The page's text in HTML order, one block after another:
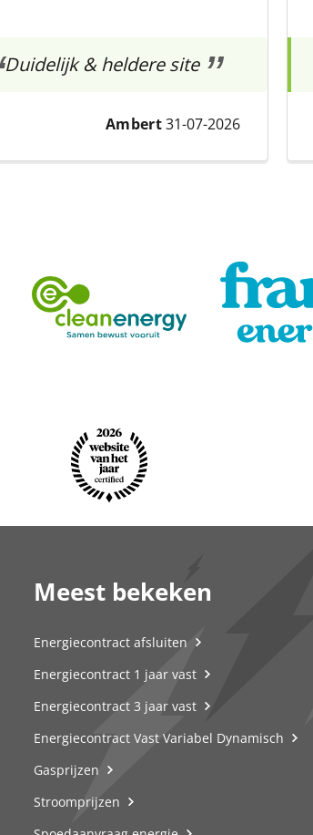
Duidelijk & heldere site
Ambert31-07-2026
Meest bekeken
Energiecontract afsluiten
Energiecontract 1 jaar vast
Energiecontract 3 jaar vast
Energiecontract Vast Variabel Dynamisch
Gasprijzen
Stroomprijzen